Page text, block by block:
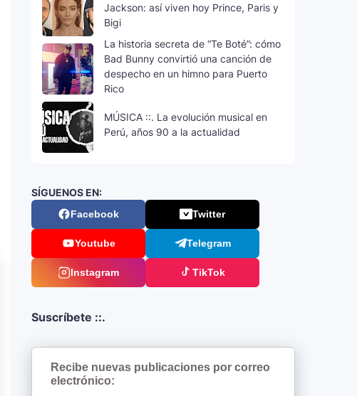
Jackson: así viven hoy Prince, Paris y
Bigi
La historia secreta de “Te Boté”: cómo
Bad Bunny convirtió una canción de
despecho en un himno para Puerto
Rico
MÚSICA ::. La evolución musical en
Perú, años 90 a la actualidad
SÍGUENOS EN:
Facebook Twitter
Youtube Telegram
Instagram TikTok
Suscríbete ::.
Recibe nuevas publicaciones por correo
electrónico: